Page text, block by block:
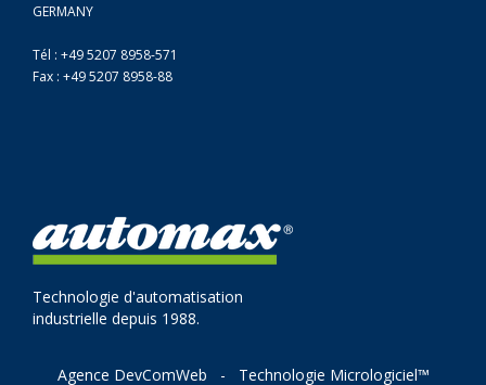
GERMANY
Tél : +49 5207 8958-571
Fax : +49 5207 8958-88
Technologie d'automatisation
industrielle depuis 1988.
Agence DevComWeb - Technologie Micrologiciel™